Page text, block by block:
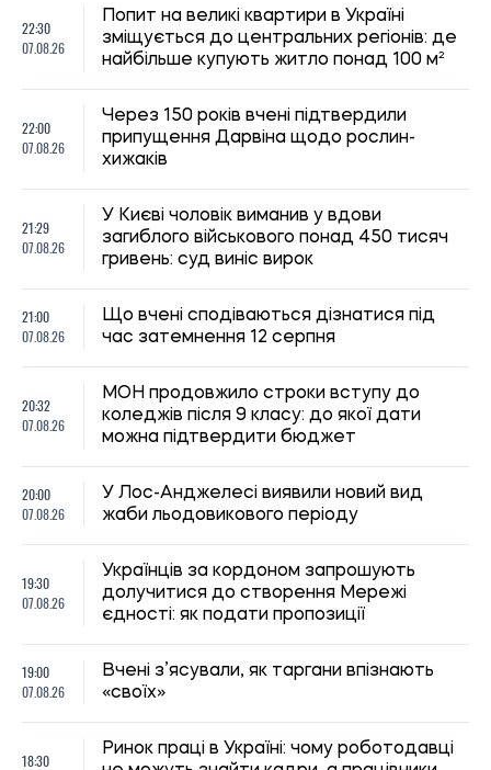
22:30
07.08.26
Попит на великі квартири в Україні
зміщується до центральних регіонів: де
найбільше купують житло понад 100 м²
22:00
07.08.26
Через 150 років вчені підтвердили
припущення Дарвіна щодо рослин-
хижаків
21:29
07.08.26
У Києві чоловік виманив у вдови
загиблого військового понад 450 тисяч
гривень: суд виніс вирок
21:00
07.08.26
Що вчені сподіваються дізнатися під
час затемнення 12 серпня
20:32
07.08.26
МОН продовжило строки вступу до
коледжів після 9 класу: до якої дати
можна підтвердити бюджет
20:00
07.08.26
У Лос-Анджелесі виявили новий вид
жаби льодовикового періоду
19:30
07.08.26
Українців за кордоном запрошують
долучитися до створення Мережі
єдності: як подати пропозиції
19:00
07.08.26
Вчені з’ясували, як таргани впізнають
«своїх»
18:30
Ринок праці в Україні: чому роботодавці